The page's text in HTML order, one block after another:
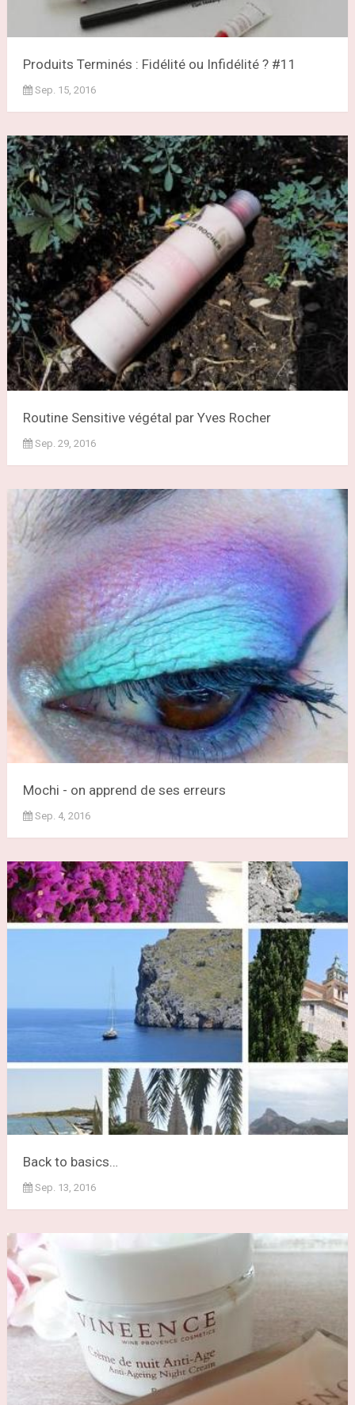
Produits Terminés : Fidélité ou Infidélité ? #11
Sep. 15, 2016
Routine Sensitive végétal par Yves Rocher
Sep. 29, 2016
Mochi - on apprend de ses erreurs
Sep. 4, 2016
Back to basics…
Sep. 13, 2016